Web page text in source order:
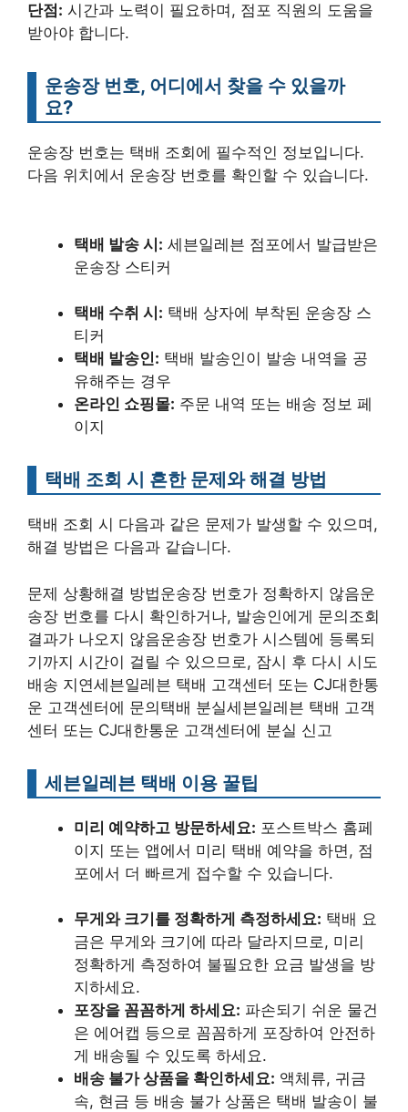
단점: 시간과 노력이 필요하며, 점포 직원의 도움을
받아야 합니다.
운송장 번호, 어디에서 찾을 수 있을까
요?
운송장 번호는 택배 조회에 필수적인 정보입니다.
다음 위치에서 운송장 번호를 확인할 수 있습니다.
택배 발송 시: 세븐일레븐 점포에서 발급받은
운송장 스티커
택배 수취 시: 택배 상자에 부착된 운송장 스
티커
택배 발송인: 택배 발송인이 발송 내역을 공
유해주는 경우
온라인 쇼핑몰: 주문 내역 또는 배송 정보 페
이지
택배 조회 시 흔한 문제와 해결 방법
택배 조회 시 다음과 같은 문제가 발생할 수 있으며,
해결 방법은 다음과 같습니다.
문제 상황해결 방법운송장 번호가 정확하지 않음운
송장 번호를 다시 확인하거나, 발송인에게 문의조회
결과가 나오지 않음운송장 번호가 시스템에 등록되
기까지 시간이 걸릴 수 있으므로, 잠시 후 다시 시도
배송 지연세븐일레븐 택배 고객센터 또는 CJ대한통
운 고객센터에 문의택배 분실세븐일레븐 택배 고객
센터 또는 CJ대한통운 고객센터에 분실 신고
세븐일레븐 택배 이용 꿀팁
미리 예약하고 방문하세요: 포스트박스 홈페
이지 또는 앱에서 미리 택배 예약을 하면, 점
포에서 더 빠르게 접수할 수 있습니다.
무게와 크기를 정확하게 측정하세요: 택배 요
금은 무게와 크기에 따라 달라지므로, 미리
정확하게 측정하여 불필요한 요금 발생을 방
지하세요.
포장을 꼼꼼하게 하세요: 파손되기 쉬운 물건
은 에어캡 등으로 꼼꼼하게 포장하여 안전하
게 배송될 수 있도록 하세요.
배송 불가 상품을 확인하세요: 액체류, 귀금
속, 현금 등 배송 불가 상품은 택배 발송이 불